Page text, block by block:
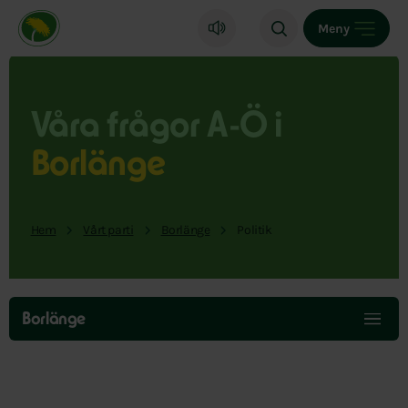
Miljöpartiet de gröna, startsida
Meny
Våra frågor A-Ö i
Borlänge
Hem Vårt parti Borlänge Politik
Hoppa
över
menyn
Borlänge